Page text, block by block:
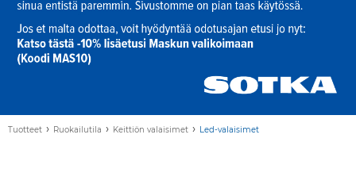
Tuotteet › Ruokailutila › Keittiön valaisimet › Led-valaisimet